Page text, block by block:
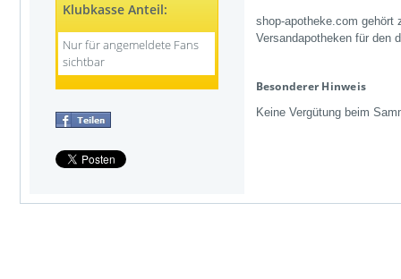
Klubkasse Anteil:
Nur für angemeldete Fans
sichtbar
shop-apotheke.com gehört
Versandapotheken für den
Besonderer Hinweis
Keine Vergütung beim